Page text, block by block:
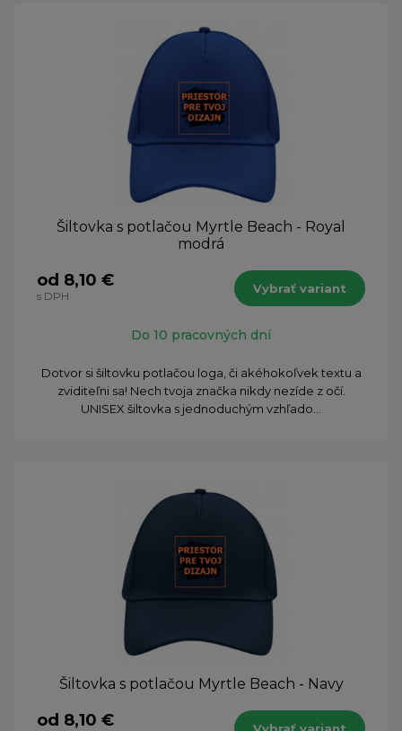
Šiltovka s potlačou Myrtle Beach - Royal
modrá
od 8,10 €
s DPH
Vybrať variant
Do 10 pracovných dní
Dotvor si šiltovku potlačou loga, či akéhokoľvek textu a
zviditeľni sa! Nech tvoja značka nikdy nezíde z očí.
UNISEX šiltovka s jednoduchým vzhľado...
Šiltovka s potlačou Myrtle Beach - Navy
od 8,10 €